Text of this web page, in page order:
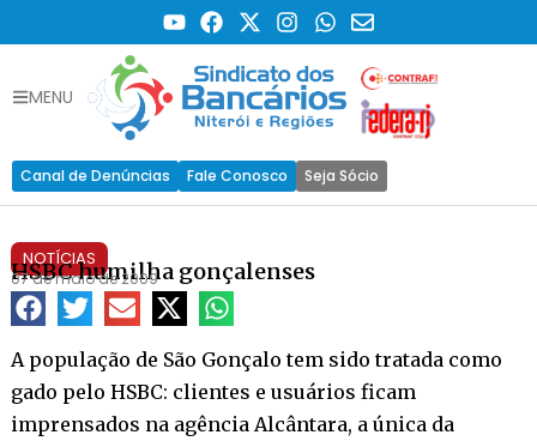
MENU
Canal de Denúncias Fale Conosco Seja Sócio
NOTÍCIAS
HSBC humilha gonçalenses
07 de maio de 2009
A população de São Gonçalo tem sido tratada como
gado pelo HSBC: clientes e usuários ficam
imprensados na agência Alcântara, a única da